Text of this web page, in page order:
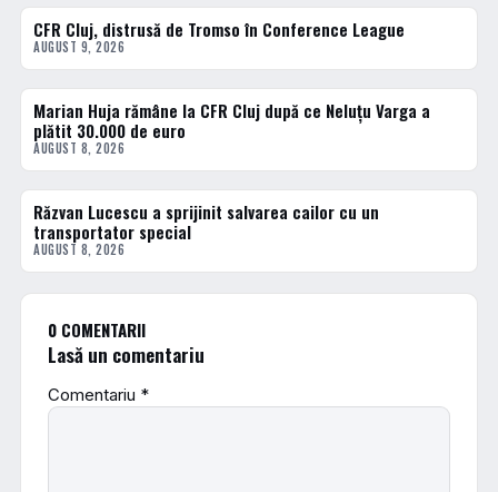
FOTBAL EXTERN
CFR Cluj, distrusă de Tromso în Conference League
AUGUST 9, 2026
FOTBAL INTERN
Marian Huja rămâne la CFR Cluj după ce Neluțu Varga a
plătit 30.000 de euro
AUGUST 8, 2026
DIVERSE
Răzvan Lucescu a sprijinit salvarea cailor cu un
transportator special
AUGUST 8, 2026
0 COMENTARII
Lasă un comentariu
Comentariu *